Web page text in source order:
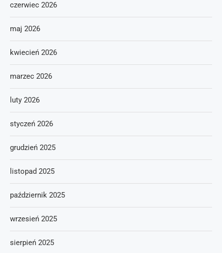
czerwiec 2026
maj 2026
kwiecień 2026
marzec 2026
luty 2026
styczeń 2026
grudzień 2025
listopad 2025
październik 2025
wrzesień 2025
sierpień 2025